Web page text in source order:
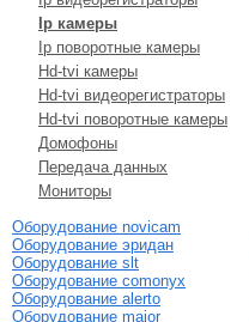
ip камеры
ip поворотные камеры
hd-tvi камеры
hd-tvi видеорегистраторы
hd-tvi поворотные камеры
домофоны
передача данных
мониторы
оборудование novicam
оборудование эридан
оборудование slt
оборудование comonyx
оборудование alerto
оборудование major